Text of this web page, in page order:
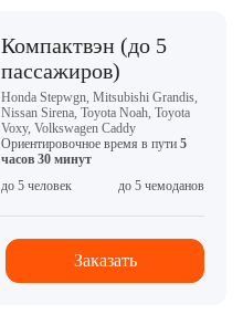
Компактвэн (до 5
пассажиров)
Honda Stepwgn, Mitsubishi Grandis,
Nissan Sirena, Toyota Noah, Toyota
Voxy, Volkswagen Caddy
Ориентировочное время в пути 5
часов 30 минут
до 5 человек
до 5 чемоданов
Заказать